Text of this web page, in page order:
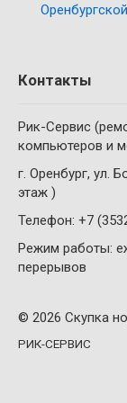
Контакты
Рик-Сервис
компьютеров и
г. Оренбург, ул.
этаж )
Телефон: +7
Режим работы:
перерывов
© 2026 Скупка
РИК-СЕРВИС